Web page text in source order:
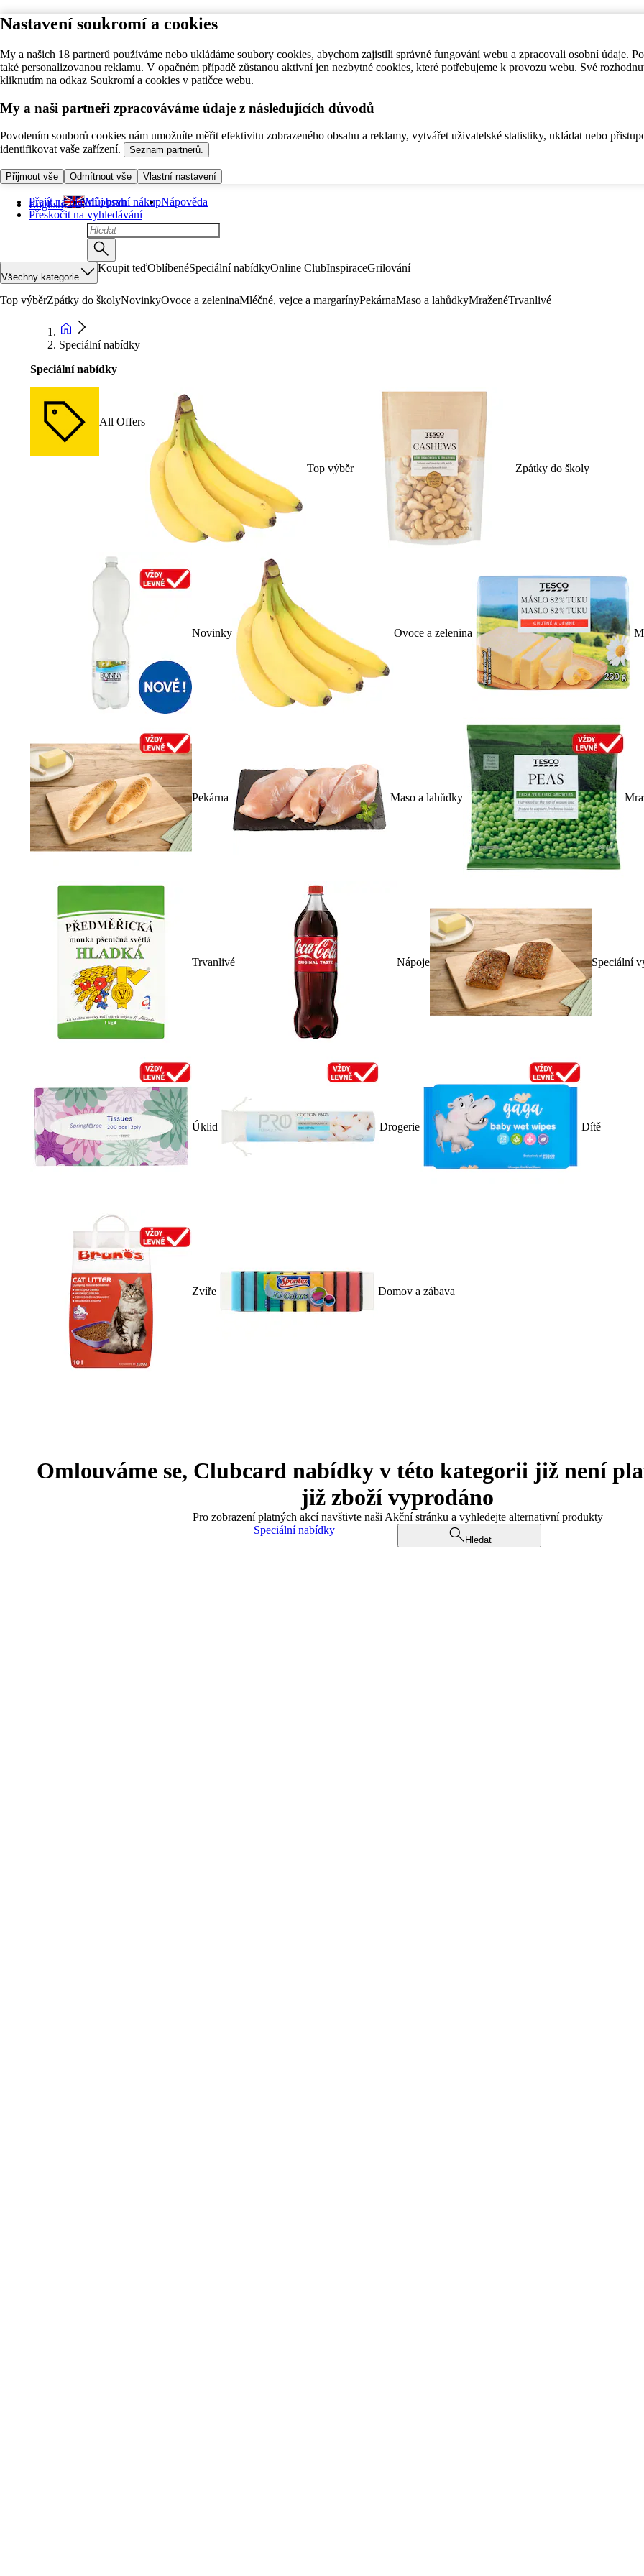
Nastavení soukromí a cookies
My a našich 18 partnerů používáme nebo ukládáme soubory cookies, abychom zajistili správné fungování webu a zpracovali osobní údaje.
také personalizovanou reklamu. V opačném případě zůstanou aktivní jen nezbytné cookies, které potřebujeme k provozu webu. Své
kliknutím na odkaz Soukromí a cookies v patičce webu.
My a naši partneři zpracováváme údaje z následujících důvodů
Povolením souborů cookies nám umožníte měřit efektivitu zobrazeného obsahu a reklamy, vytvářet uživatelské statistiky, ukládat nebo
identifikovat vaše zařízení.
Seznam partnerů.
Přijmout vše Odmítnout vše Vlastní nastavení
Přejít na hlavní obsah
Přeskočit na vyhledávání
English Můj první nákupNápověda
Všechny kategorie
Koupit teďOblíbenéSpeciální nabídkyOnline ClubInspiraceGrilování
Top výběrZpátky do školyNovinkyOvoce a zeleninaMléčné, vejce a margarínyPekárnaMaso a lahůdkyMraženéTrvanlivé
Speciální nabídky
Speciální nabídky
All Offers
Top výběr Zpátky do školy
Novinky Ovoce a zelenina
Pekárna Maso a lahůdky
Trvanlivé Nápoje Speciální
Úklid Drogerie Dítě
Zvíře Domov a zábava
Omlouváme se, Clubcard nabídky v této kategorii již není
již zboží vyprodáno
Pro zobrazení platných akcí navštivte naši Akční stránku a vyhledejte alternativní produkty
Speciální nabídky
Hledat